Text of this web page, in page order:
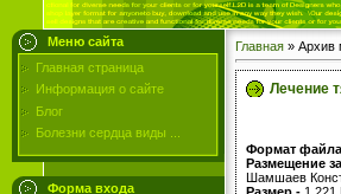
Меню сайта
Главная страница
Информация о сайте
Блог
Болезни сердца виды ...
Форма входа
Главная » Архив
Лечение
Формат
Размещение
Шамшаев